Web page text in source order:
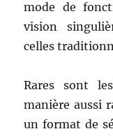
mode de
vision
celles
Rares sont
manière aussi
un format de